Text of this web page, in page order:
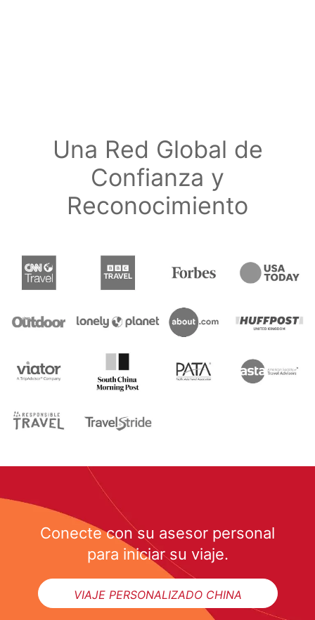
Una Red Global de
Confianza y
Reconocimiento
Conecte con su asesor personal
para iniciar su viaje.
VIAJE PERSONALIZADO CHINA